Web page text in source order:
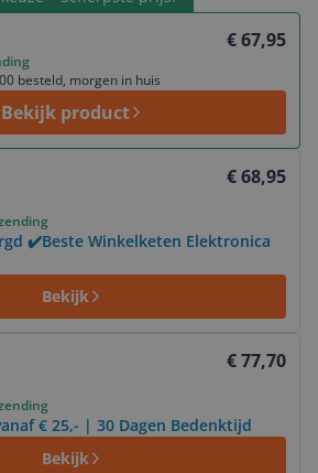
€ 67,95
besteld, morgen in huis
Bekijk product
€ 68,95
✔️Beste Winkelketen Elektronica
Bekijk
€ 77,70
€ 25,- | 30 Dagen Bedenktijd
Bekijk